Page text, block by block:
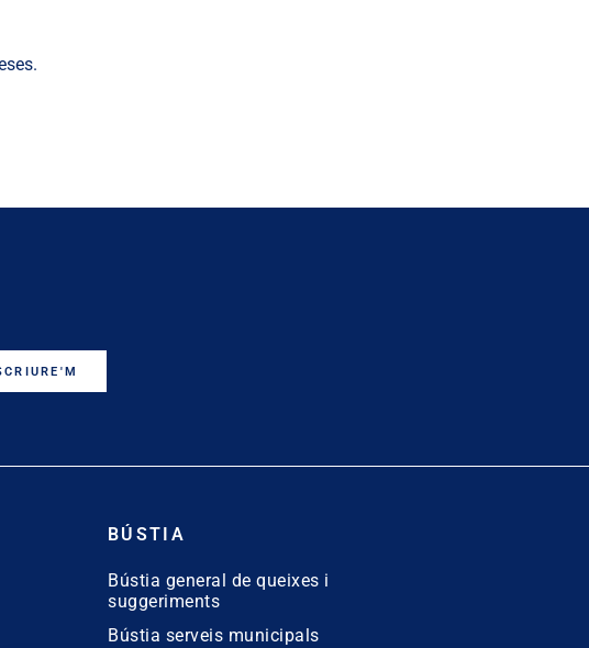
BÚSTIA
Bústia general de queixes i
suggeriments
Bústia serveis municipals